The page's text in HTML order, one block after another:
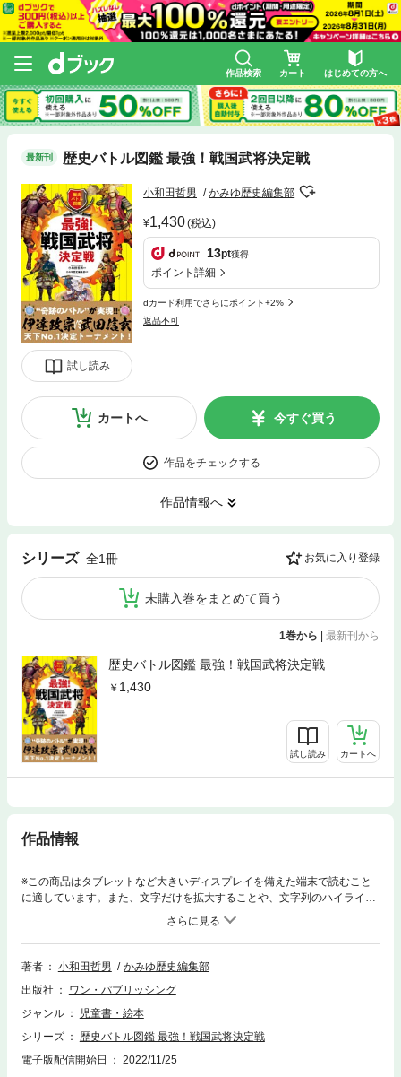
作品検索 カート はじめての方へ
最新刊 歴史バトル図鑑 最強！戦国武将決定戦
試し読み
小和田哲男 かみゆ歴史編集部
1,430(税込)
13pt獲得
ポイント詳細
dカード利用でさらにポイント+2%
返品不可
カートへ 今すぐ買う
作品をチェックする
作品情報へ
シリーズ 全1冊 お気に入り登録
未購入巻をまとめて買う
1巻から | 最新刊から
歴史バトル図鑑 最強！戦国武将決定戦
1,430
試し読み カートへ
作品情報
※この商品はタブレットなど大きいディスプレイを備えた端末で読むこと
に適しています。また、文字だけを拡大することや、文字列のハイライ
ト、検索、辞書の参照、引用などの機能が使用できません。いちばん強い
武将は誰だ！？ えらびぬかれた24人がトーナメント戦で激突！ 対戦を通
して、さまざまな角度から戦国武将について知ることができるオールカラ
ー武将図鑑！ 出世、名言などの「なんでもランキング」や「戦場のアイテ
著者 小和田哲男
かみゆ歴史編集部
出版社
ワン・パブリッシング
ジャンル
児童書・絵本
シリーズ
歴史バトル図鑑 最強！戦国武将決定戦
電子版配信開始日
2022/11/25